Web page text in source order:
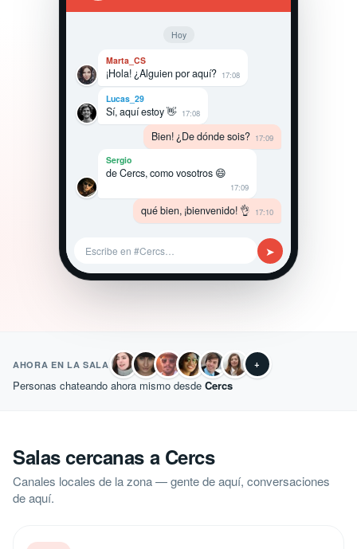
Hoy
Marta_CS
¡Hola! ¿Alguien por aquí? 17:08
Lucas_29
Sí, aquí estoy 👋 17:08
Bien! ¿De dónde sois? 17:09
Sergio
de Cercs, como vosotros 😄
17:09
qué bien, ¡bienvenido! 👌 17:10
Escribe en #Cercs… ➤
AHORA EN LA SALA +
Personas chateando ahora mismo desde Cercs
Salas cercanas a Cercs
Canales locales de la zona — gente de aquí, conversaciones
de aquí.